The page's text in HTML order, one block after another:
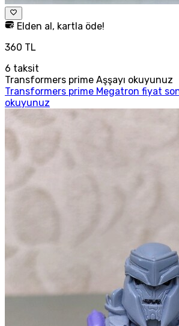
Elden al, kartla öde!
360 TL
6 taksit
Transformers prime Aşşayı okuyunuz
Transformers prime Megatron fiyat
okuyunuz